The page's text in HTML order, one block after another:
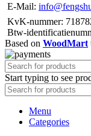
E-Mail:
KvK-nummer:
Btw-
Based on WoodMart
Start typing to see
Menu
Categories